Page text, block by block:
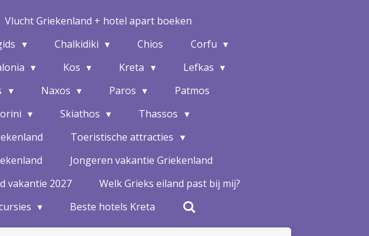
Vlucht Griekenland + hotel apart boeken
Chalkidiki Chios
Corfu
Kos Kreta
Lefkas
Naxos Paros
Patmos
Skiathos
Thassos
Toeristische attracties
Jongeren vakantie Griekenland
vakantie 2027
Welk Grieks eiland past bij mij?
Beste hotels Kreta